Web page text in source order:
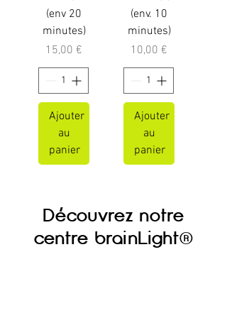
(env 20
minutes)
Prix
15,00 €
Ajouter
au
panier
(env. 10
minutes)
Prix
10,00 €
Ajouter
au
panier
Découvrez notre
centre brainLight®